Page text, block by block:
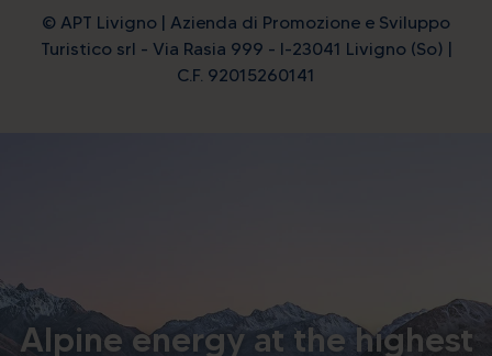
© APT Livigno | Azienda di Promozione e Sviluppo
Turistico srl - Via Rasia 999 - I-23041 Livigno (So) |
C.F. 92015260141
Alpine energy at the highest